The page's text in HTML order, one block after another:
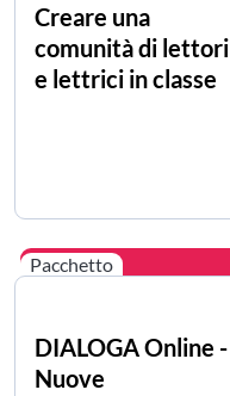
Creare una
comunità di lettori
e lettrici in classe
Pacchetto
DIALOGA Online -
Nuove